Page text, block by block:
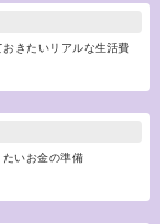
きたいリアルな生活費
いお金の準備